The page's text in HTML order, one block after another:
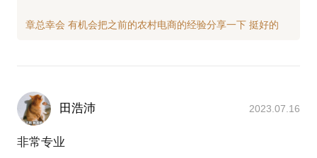
田浩沛 2023.07.16
非常专业